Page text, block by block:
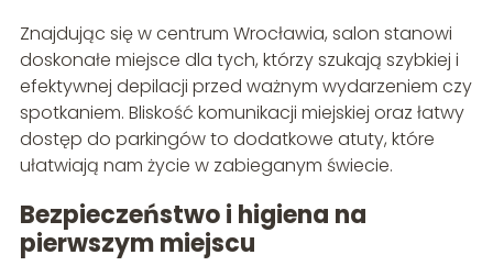
Znajdując się w centrum Wrocławia, salon stanowi
doskonałe miejsce dla tych, którzy szukają szybkiej i
efektywnej depilacji przed ważnym wydarzeniem czy
spotkaniem. Bliskość komunikacji miejskiej oraz łatwy
dostęp do parkingów to dodatkowe atuty, które
ułatwiają nam życie w zabieganym świecie.
Bezpieczeństwo i higiena na
pierwszym miejscu